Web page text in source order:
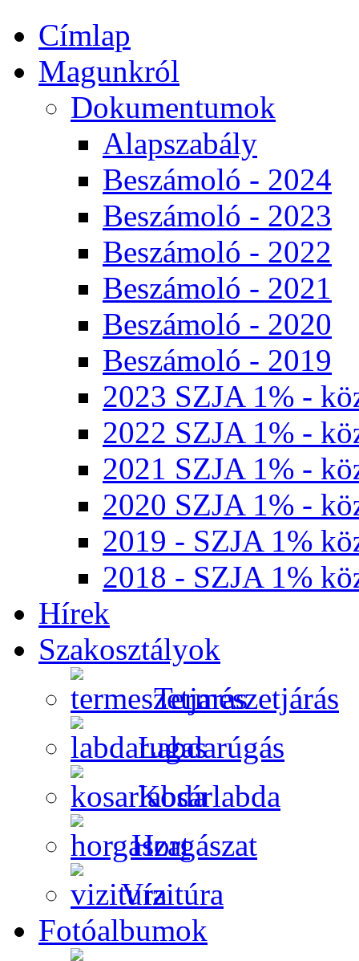
Címlap
Magunkról
Dokumentumok
Alapszabály
Beszámoló - 2024
Beszámoló - 2023
Beszámoló - 2022
Beszámoló - 2021
Beszámoló - 2020
Beszámoló - 2019
2023 SZJA 1% -
2022 SZJA 1% -
2021 SZJA 1% -
2020 SZJA 1% -
2019 - SZJA 1%
2018 - SZJA 1%
Hírek
Szakosztályok
Természetjárás
Labdarúgás
Kosárlabda
Horgászat
Vízitúra
Fotóalbumok